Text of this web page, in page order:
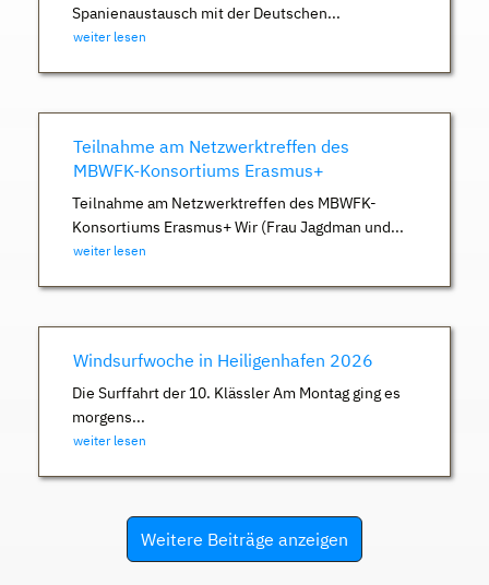
Spanienaustausch mit der Deutschen...
weiter lesen
Teilnahme am Netzwerktreffen des
MBWFK-Konsortiums Erasmus+
Teilnahme am Netzwerktreffen des MBWFK-
Konsortiums Erasmus+ Wir (Frau Jagdman und...
weiter lesen
Windsurfwoche in Heiligenhafen 2026
Die Surffahrt der 10. Klässler Am Montag ging es
morgens...
weiter lesen
Weitere Beiträge anzeigen